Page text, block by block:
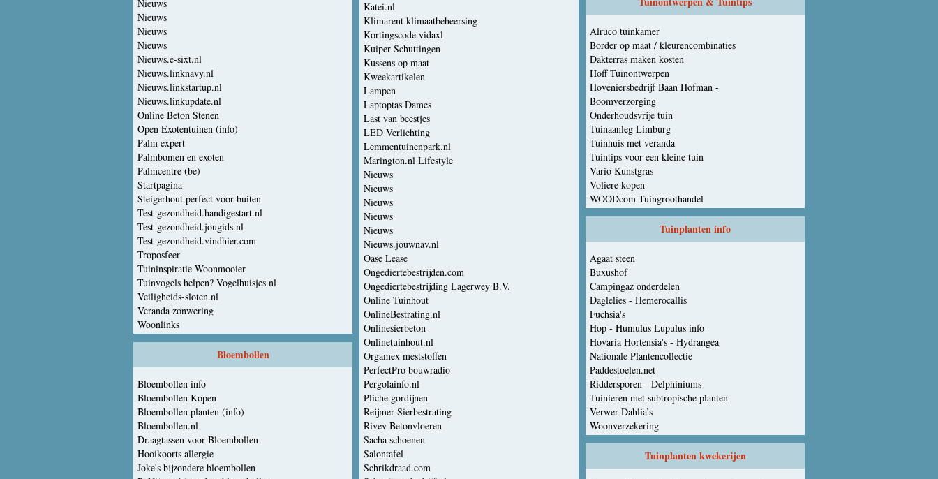
Nieuws
Nieuws
Nieuws
Nieuws
Nieuws.e-sixt.nl
Nieuws.linknavy.nl
Nieuws.linkstartup.nl
Nieuws.linkupdate.nl
Online Beton Stenen
Open Exotentuinen (info)
Palm expert
Palmbomen en exoten
Palmcentre (be)
Startpagina
Steigerhout perfect voor buiten
Test-gezondheid.handigestart.nl
Test-gezondheid.jougids.nl
Test-gezondheid.vindhier.com
Troposfeer
Tuininspiratie Woonmooier
Tuinvogels helpen? Vogelhuisjes.nl
Veiligheids-sloten.nl
Veranda zonwering
Woonlinks
Bloembollen
Bloembollen info
Bloembollen Kopen
Bloembollen planten (info)
Bloembollen.nl
Draagtassen voor Bloembollen
Hooikoorts allergie
Joke's bijzondere bloembollen
Katei.nl
Klimarent klimaatbeheersing
Kortingscode vidaxl
Kuiper Schuttingen
Kussens op maat
Kweekartikelen
Lampen
Laptoptas Dames
Last van beestjes
LED Verlichting
Lemmentuinenpark.nl
Marington.nl Lifestyle
Nieuws
Nieuws
Nieuws
Nieuws
Nieuws
Nieuws.jouwnav.nl
Oase Lease
Ongediertebestrijden.com
Ongediertebestrijding Lagerwey B.V.
Online Tuinhout
OnlineBestrating.nl
Onlinesierbeton
Onlinetuinhout.nl
Orgamex meststoffen
PerfectPro bouwradio
Pergolainfo.nl
Pliche gordijnen
Reijmer Sierbestrating
Rivev Betonvloeren
Sacha schoenen
Salontafel
Schrikdraad.com
Alruco tuinkamer
Border op maat / kleurencombinaties
Dakterras maken kosten
Hoff Tuinontwerpen
Hoveniersbedrijf Baan Hofman -
Boomverzorging
Onderhoudsvrije tuin
Tuinaanleg Limburg
Tuinhuis met veranda
Tuintips voor een kleine tuin
Vario Kunstgras
Voliere kopen
WOODcom Tuingroothandel
Tuinplanten info
Agaat steen
Buxushof
Campingaz onderdelen
Daglelies - Hemerocallis
Fuchsia's
Hop - Humulus Lupulus info
Hovaria Hortensia's - Hydrangea
Nationale Plantencollectie
Paddestoelen.net
Riddersporen - Delphiniums
Tuinieren met subtropische planten
Verwer Dahlia’s
Woonverzekering
Tuinplanten kwekerijen